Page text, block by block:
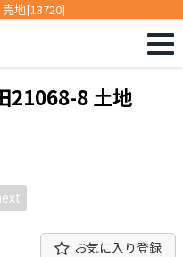
地[13720]
21068-8 土地
お気に入り登録